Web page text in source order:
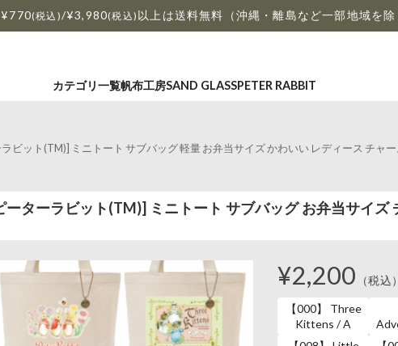
(税込)/¥3,980(税込) 以上は送料無料（沖縄・離島など一部地域を除
カテゴリ一覧帆布工房SAND GLASSPETER RABBIT
ット(TM)] ミニトート サブバッグ 軽量 お弁当サイズ かわいい レディース チャー
ターラビット(TM)] ミニトート サブバッグ お弁当サイズ
¥2,200 （税込）
【000】 Three
Kittens / A